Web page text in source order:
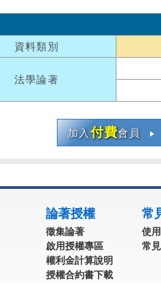
資料類別
法學論著
加入付費會員
論著授權
徵集論著
啟用授權專區
權利金計算說明
授權合約書下載
常
使
常